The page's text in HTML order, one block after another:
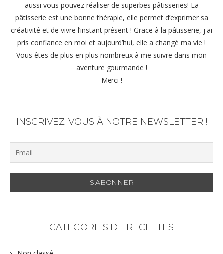
aussi vous pouvez réaliser de superbes pâtisseries! La
pâtisserie est une bonne thérapie, elle permet d’exprimer sa
créativité et de vivre l’instant présent ! Grace à la pâtisserie, j'ai
pris confiance en moi et aujourd’hui, elle a changé ma vie !
Vous êtes de plus en plus nombreux à me suivre dans mon
aventure gourmande !
Merci !
INSCRIVEZ-VOUS À NOTRE NEWSLETTER !
CATEGORIES DE RECETTES